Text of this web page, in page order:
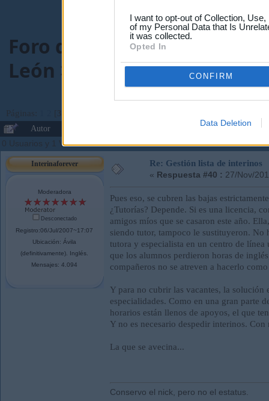
I want to opt-out of Collection,
of my Personal Data that Is
it was collected.
Opted In
CONFIRM
Data Deletion
Foro de Maestros25
León > Tema:Gestión lista
Páginas: 3
Autor
Tema: Gestión lista de interinos (Leído 137279
0 Usuarios y 1 Visitante están viendo este tema.
Interinaforever
Moderadora
Desconectado
Registro:06/Jul/2007~17:07
Ubicación: Ávila
(definitivamente). Inglés.
Mensajes: 4.094
Re: Gestión lista de interinos
« Respuesta #40 : 27/Nov/
Pues eso, se cubren las bajas
¿Tutorías? Depende. Si es una licencia,
amigos míos que se casaron este año.
siendo tutor, tampoco le sustituyeron. No
tutora y especialista en un centro de
que los alumnos perdieron horas de
compañeros no se atreven a hacerlo
Y para no cubrir las vacantes, la
especialidades. Como en una gran parte
horarios están llenos de apoyos, el que
Y no es necesario despedir interinos.
La que se avecina...
Conservo el nick, pero no el estatus.